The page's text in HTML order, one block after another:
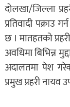
दोलखा/जिल्ला
प्रतिवादी पक्राउ
छ । मातहतको
अवधिमा बिभिन्न
अदालतमा पेश
प्रमुख प्रहरी नायव